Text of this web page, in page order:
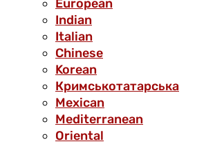
European
Indian
Italian
Chinese
Korean
Кримськотатарська
Mexican
Mediterranean
Oriental